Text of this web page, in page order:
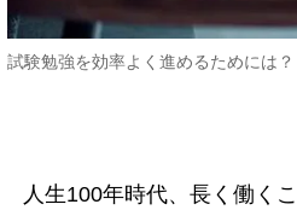
試験勉強を効率よく進めるためには
人生100年時代、長く働く